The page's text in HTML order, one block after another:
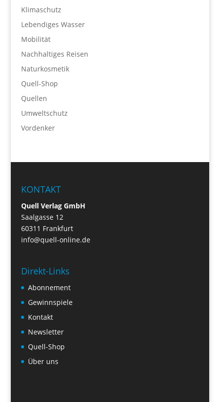
Klimaschutz
Lebendiges Wasser
Mobilität
Nachhaltiges Reisen
Naturkosmetik
Quell-Shop
Quellen
Umweltschutz
Vordenker
KONTAKT
Quell Verlag GmbH
Saalgasse 12
60311 Frankfurt
info@quell-online.de
Direkt-Links
Abonnement
Gewinnspiele
Kontakt
Newsletter
Quell-Shop
Über uns